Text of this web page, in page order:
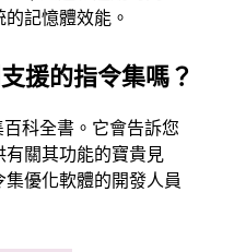
記憶體效能。
援的指令集嗎？
科全書。它會告訴您
關其功能的寶貴見
優化軟體的開發人員